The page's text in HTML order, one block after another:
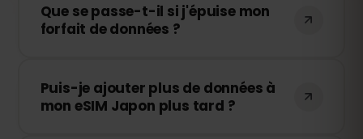
Que se passe-t-il si j'épuise mon
forfait de données ?
connexion sera interrompue. Vous
pouvez facilement recharger votre eSIM
Puis-je ajouter plus de données à
mon eSIM Japon plus tard ?